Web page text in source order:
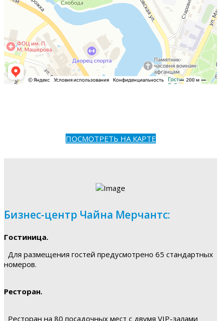
ПОСМОТРЕТЬ НА КАРТЕ
Бизнес-центр Чайна Мерчантс:
Гостиница.
Для размещения гостей предусмотрено 65 стандартных
номеров.
Ресторан.
Ресторан на 80 посадочных мест с двумя VIP-залами